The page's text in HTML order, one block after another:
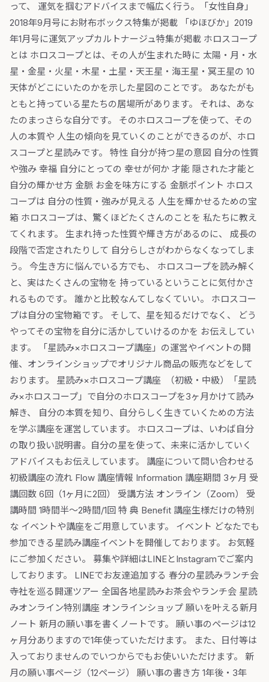
って、 運気を掴むアドバイスまで幅広く行う。 ​「女性自身」
2018年9月号にお財布ボックス特集が掲載 「ゆほびか」2019
年1月号に運気アップカルトナージュ特集が掲載 ホロスコープ
とは ホロスコープとは、その人が生まれた時に 太陽・月・水
星・金星・火星・木星・土星・天王星・海王星・冥王星の 10
天体がどこにいたのかを示した星図のことです。 あなたがも
ともと持っている星たちの居場所があります。 それは、あな
たのまっさらな自分です。 そのホロスコープを使って、その
人の本質や 人生の傾向を見ていくのことができるのが、ホロ
スコープと星読みです。 特性 自分が持つ星の意図 自分の性質
や強み 幸福 自分にとっての 幸せが何か 才能 隠された才能と
自分の輝かせ方 金脈 お金を味方にする 金脈ポイント ホロス
コープは 自分の性質・強みが見える 人生を輝かせるための宝
箱 ホロスコープは、驚くほどたくさんのことを 私たちに教え
てくれます。 生まれ持った性質や輝き方があるのに、 成長の
段階で否定されたりして 自分らしさがわからなくなってしま
う。 今生き方に悩んでいる方でも、 ホロスコープを読み解く
と、実はたくさんの宝物を 持っているということに気付かさ
れるものです。 誰かと比較なんてしなくていい。 ホロスコー
プは自分の宝物箱です。 そして、星を知るだけでなく、 どう
やってその宝物を自分に活かしていけるのかを お伝えしてい
ます。 「星読み×ホロスコープ講座」の運営やイベントの開
催、オンラインショップでオリジナル商品の販売などをして
おります。 星読み×ホロスコープ講座 （初級・中級） ​「星読
み×ホロスコープ」で自分のホロスコープを3ヶ月かけて読み
解き、 自分の本質を知り、自分らしく生きていくための方法
を学ぶ講座を運営しています。 ホロスコープは、いわば自分
の取り扱い説明書。 ​自分の星を使って、未来に活かしていく
アドバイスもお伝えしています。 講座について問い合わせる
初級講座の流れ Flow 講座情報 Information 講座期間 3ヶ月 受
講回数 6回（1ヶ月に2回） 受講方法 オンライン（Zoom） 受
講時間 1時間半〜2時間/1回 特 典 Benefit 講座生様だけの特別
な イベントや講座をご用意しています。 イベント どなたでも
参加できる星読み講座イベントを開催しております。 お気軽
にご参加ください。 募集や詳細はLINEとInstagramでご案内
しております。 LINEでお友達追加する 春分の星読みランチ会
寺社を巡る開運ツアー 全国各地星読みお茶会やランチ会 星読
みオンライン特別講座 オンラインショップ 願いを叶える新月
ノート 新月の願い事を書くノートです。 願い事のページは12
ヶ月分ありますので1年使っていただけます。 また、日付等は
入っておりませんのでいつからでもお使いいただけます。 新
月の願い事ページ（12ページ） 願い事の書き方 1年後・3年